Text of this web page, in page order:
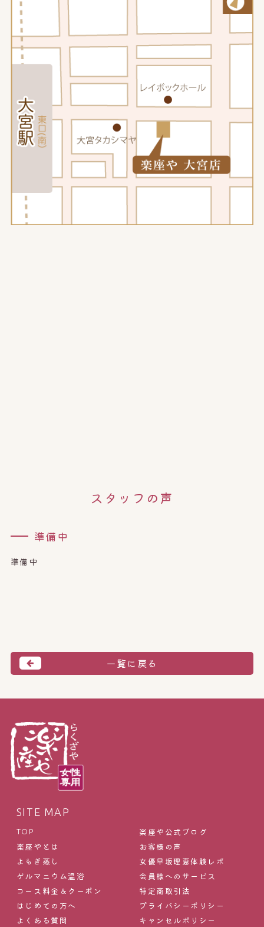
スタッフの声
準備中
準備中
一覧に戻る
SITE MAP
TOP
楽座やとは
よもぎ蒸し
ゲルマニウム温浴
コース料金＆クーポン
はじめての方へ
よくある質問
楽座や公式ブログ
お客様の声
女優早坂理恵体験レポ
会員様へのサービス
特定商取引法
プライバシーポリシー
キャンセルポリシー